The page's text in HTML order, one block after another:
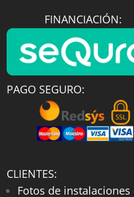
FINANCIACIÓN:
PAGO SEGURO:
CLIENTES:
Fotos de